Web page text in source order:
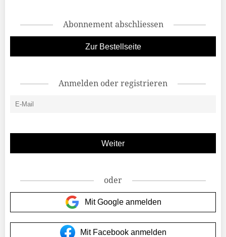
Abonnement abschliessen
Zur Bestellseite
Anmelden oder registrieren
oder
Mit Google anmelden
Mit Facebook anmelden